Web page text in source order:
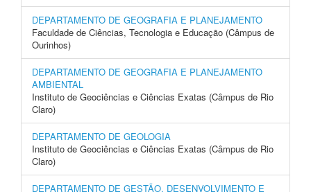
DEPARTAMENTO DE GEOGRAFIA E PLANEJAMENTO
Faculdade de Ciências, Tecnologia e Educação (Câmpus de
Ourinhos)
DEPARTAMENTO DE GEOGRAFIA E PLANEJAMENTO
AMBIENTAL
Instituto de Geociências e Ciências Exatas (Câmpus de Rio
Claro)
DEPARTAMENTO DE GEOLOGIA
Instituto de Geociências e Ciências Exatas (Câmpus de Rio
Claro)
DEPARTAMENTO DE GESTÃO, DESENVOLVIMENTO E